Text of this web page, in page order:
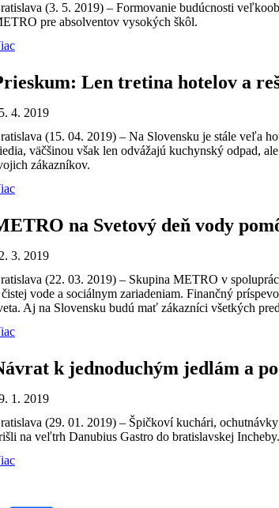
(3. 5. 2019) – Formovanie budúcnosti
pre absolventov vysokých škôl.
Len tretina hotelov a
4. 2019
(15. 04. 2019) – Na Slovensku je stále veľa
väčšinou však len odvážajú kuchynský odpad,
zákazníkov.
na Svetový deň vody
3. 2019
(22. 03. 2019) – Skupina METRO v
vode a sociálnym zariadeniam. Finančný
Aj na Slovensku budú mať zákazníci všetkých
k jednoduchým jedlám a
1. 2019
(29. 01. 2019) – Špičkoví kuchári,
na veľtrh Danubius Gastro do bratislavskej Incheby.